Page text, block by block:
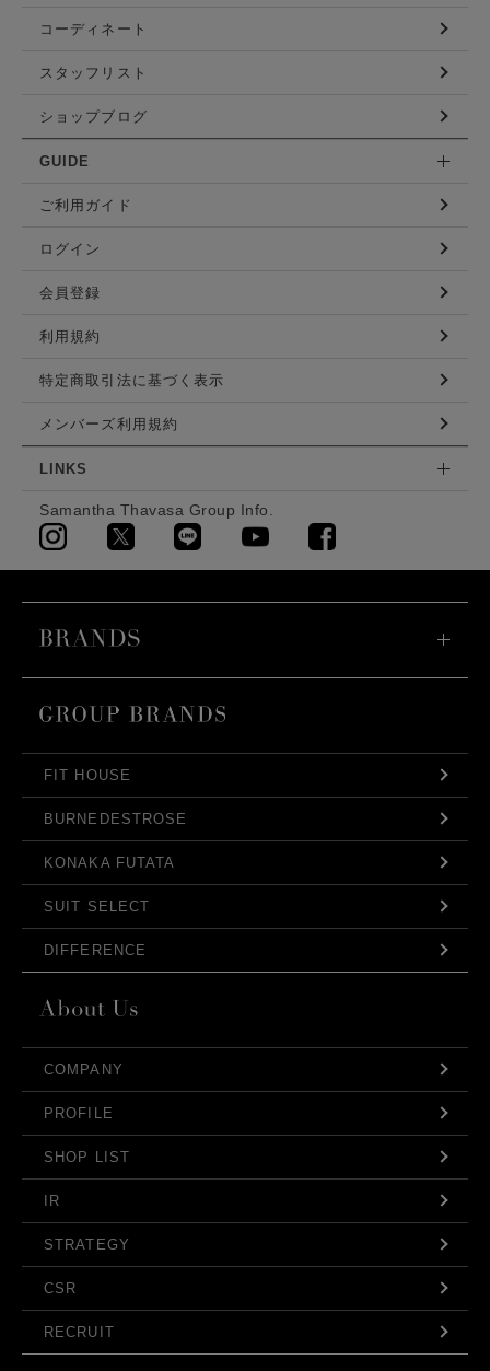
コーディネート
スタッフリスト
ショップブログ
GUIDE
ご利用ガイド
ログイン
会員登録
利用規約
特定商取引法に基づく表示
メンバーズ利用規約
LINKS
Samantha Thavasa Group Info.
FIT HOUSE
BURNEDESTROSE
KONAKA FUTATA
SUIT SELECT
DIFFERENCE
COMPANY
PROFILE
SHOP LIST
IR
STRATEGY
CSR
RECRUIT